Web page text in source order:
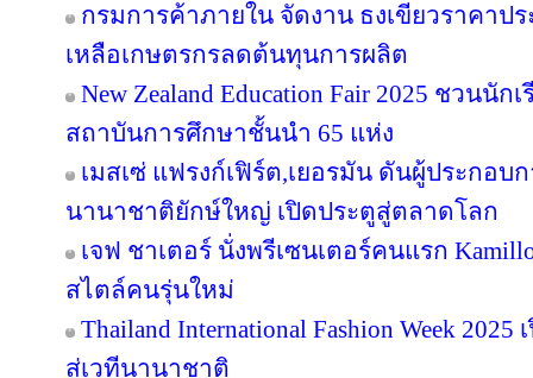
กรมการค้าภายใน จัดงาน ธงเขียวราคาป
เหลือเกษตรกรลดต้นทุนการผลิต
New Zealand Education Fair 2025 ชวนนั
สถาบันการศึกษาชั้นนำ 65 แห่ง
เมสเซ่ แฟรงก์เฟิร์ต,เยอรมัน ดันผู้ประกอบ
นานาชาติยักษ์ใหญ่ เปิดประตูสู่ตลาดโลก
เจฟ ชาเตอร์ นั่งพรีเซนเตอร์คนแรก
สไตล์คนรุ่นใหม่
Thailand International Fashion Week
สู่เวทีนานาชาติ